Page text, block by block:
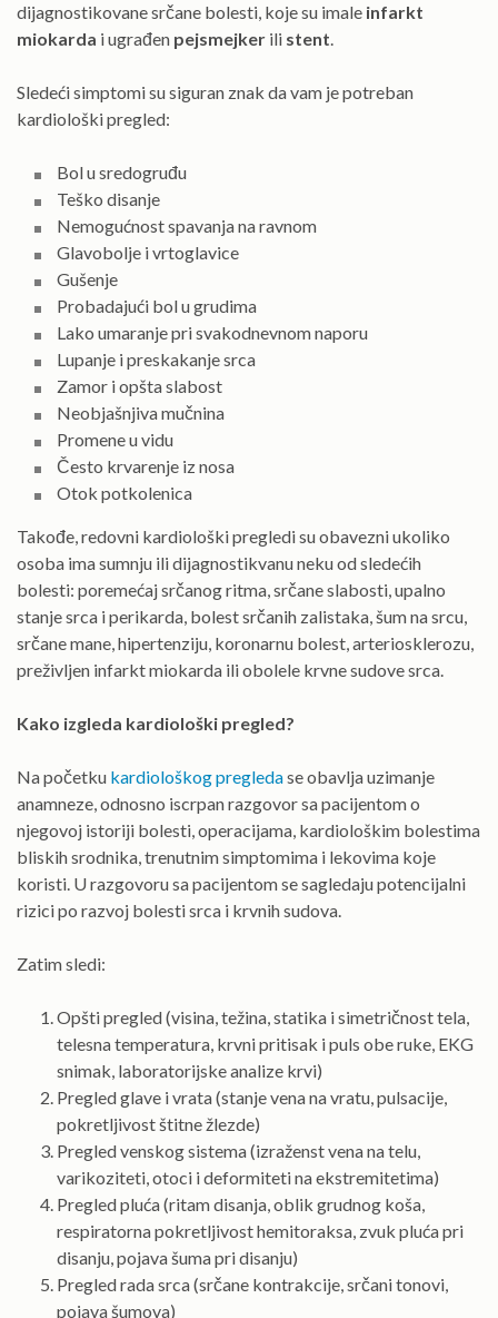
dijagnostikovane srčane bolesti, koje su imale infarkt
miokarda i ugrađen pejsmejker ili stent.
Sledeći simptomi su siguran znak da vam je potreban
kardiološki pregled:
Bol u sredogruđu
Teško disanje
Nemogućnost spavanja na ravnom
Glavobolje i vrtoglavice
Gušenje
Probadajući bol u grudima
Lako umaranje pri svakodnevnom naporu
Lupanje i preskakanje srca
Zamor i opšta slabost
Neobjašnjiva mučnina
Promene u vidu
Često krvarenje iz nosa
Otok potkolenica
Takođe, redovni kardiološki pregledi su obavezni ukoliko
osoba ima sumnju ili dijagnostikvanu neku od sledećih
bolesti: poremećaj srčanog ritma, srčane slabosti, upalno
stanje srca i perikarda, bolest srčanih zalistaka, šum na srcu,
srčane mane, hipertenziju, koronarnu bolest, arteriosklerozu,
preživljen infarkt miokarda ili obolele krvne sudove srca.
Kako izgleda kardiološki pregled?
Na početku kardiološkog pregledase obavlja uzimanje
anamneze, odnosno iscrpan razgovor sa pacijentom o
njegovoj istoriji bolesti, operacijama, kardiološkim bolestima
bliskih srodnika, trenutnim simptomima i lekovima koje
koristi. U razgovoru sa pacijentom se sagledaju potencijalni
rizici po razvoj bolesti srca i krvnih sudova.
Zatim sledi:
Opšti pregled (visina, težina, statika i simetričnost tela,
telesna temperatura, krvni pritisak i puls obe ruke, EKG
snimak, laboratorijske analize krvi)
Pregled glave i vrata (stanje vena na vratu, pulsacije,
pokretljivost štitne žlezde)
Pregled venskog sistema (izraženst vena na telu,
varikoziteti, otoci i deformiteti na ekstremitetima)
Pregled pluća (ritam disanja, oblik grudnog koša,
respiratorna pokretljivost hemitoraksa, zvuk pluća pri
disanju, pojava šuma pri disanju)
Pregled rada srca (srčane kontrakcije, srčani tonovi,
pojava šumova)